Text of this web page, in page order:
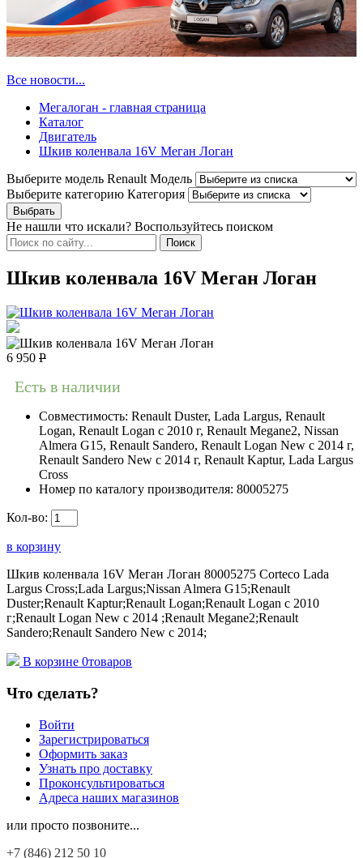
Все новости...
Мегалоган - главная страница
Каталог
Двигатель
Шкив коленвала 16V Меган Логан
Выберите модель Renault Модель
Выберите категорию Категория
Не нашли что искали? Воспользуйтесь поиском
Шкив коленвала 16V Меган Логан
6 950 Р
Есть в наличии
Совместимость: Renault Duster, Lada Largus, Renault
Logan, Renault Logan c 2010 г, Renault Megane2, Nissan
Almera G15, Renault Sandero, Renault Logan New с 2014 г,
Renault Sandero New с 2014 г, Renault Kaptur, Lada Largus
Cross
Номер по каталогу производителя: 80005275
Кол-во:
в корзину
Шкив коленвала 16V Меган Логан 80005275 Corteco Lada
Largus Cross;Lada Largus;Nissan Almera G15;Renault
Duster;Renault Kaptur;Renault Logan;Renault Logan c 2010
г;Renault Logan New с 2014 ;Renault Megane2;Renault
Sandero;Renault Sandero New с 2014;
В корзине 0товаров
Что сделать?
Войти
Зарегистрироваться
Оформить заказ
Узнать про доставку
Проконсультироваться
Адреса наших магазинов
или просто позвоните...
+7 (846) 212 50 10